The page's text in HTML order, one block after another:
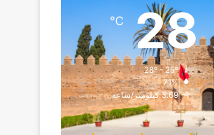
28
℃
28º - 25º
71%
3.69 كيلومتر/ساعة